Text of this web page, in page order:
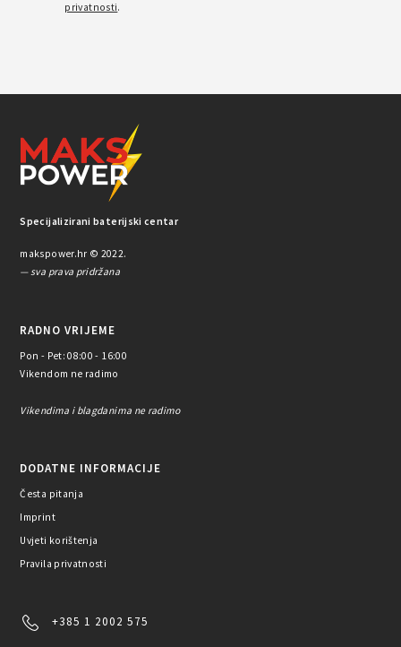
privatnosti.
Specijalizirani baterijski centar
makspower.hr © 2022.
— sva prava pridržana
RADNO VRIJEME
Pon - Pet: 08:00 - 16:00
Vikendom ne radimo
Vikendima i blagdanima ne radimo
DODATNE INFORMACIJE
Česta pitanja
Imprint
Uvjeti korištenja
Pravila privatnosti
+385 1 2002 575